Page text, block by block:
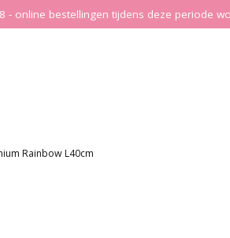
- online bestellingen tijdens deze periode
Rainbow L40cm